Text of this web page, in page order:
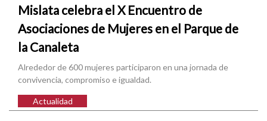
Mislata celebra el X Encuentro de
Asociaciones de Mujeres en el Parque de
la Canaleta
Alrededor de 600 mujeres participaron en una jornada de
convivencia, compromiso e igualdad.
Actualidad